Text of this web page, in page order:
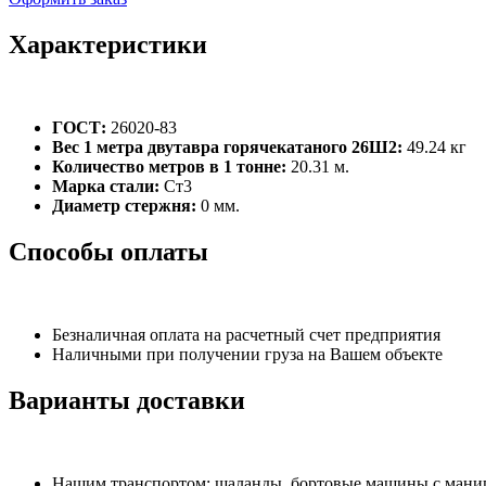
Характеристики
ГОСТ: 26020-83
Вес 1 метра двутавра горячекатаного 26Ш2: 49.24 кг
Количество метров в 1 тонне: 20.31 м.
Марка стали: Ст3
Диаметр стержня: 0 мм.
Способы оплаты
Безналичная оплата на расчетный счет предприятия
Наличными при получении груза на Вашем объекте
Варианты доставки